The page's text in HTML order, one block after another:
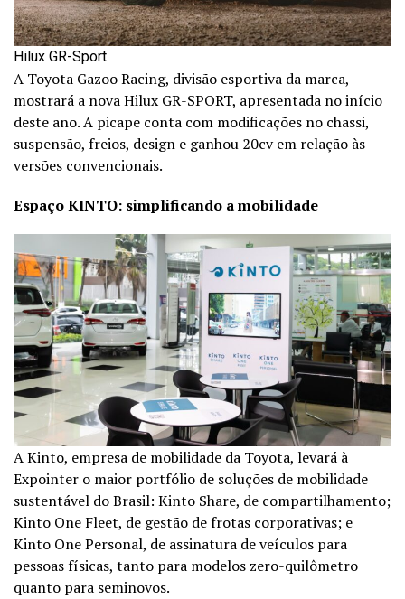
Hilux GR-Sport
A Toyota Gazoo Racing, divisão esportiva da marca,
mostrará a nova Hilux GR-SPORT, apresentada no início
deste ano. A picape conta com modificações no chassi,
suspensão, freios, design e ganhou 20cv em relação às
versões convencionais.
Espaço KINTO: simplificando a mobilidade
A Kinto, empresa de mobilidade da Toyota, levará à
Expointer o maior portfólio de soluções de mobilidade
sustentável do Brasil: Kinto Share, de compartilhamento;
Kinto One Fleet, de gestão de frotas corporativas; e
Kinto One Personal, de assinatura de veículos para
pessoas físicas, tanto para modelos zero-quilômetro
quanto para seminovos.